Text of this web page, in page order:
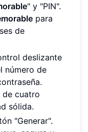
" y "PIN".
para
de
deslizante
número de
de cuatro
sólida.
"Generar".